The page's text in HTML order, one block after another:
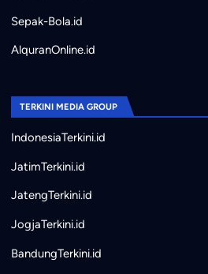
Sepak-Bola.id
AlquranOnline.id
TERKINI MEDIA GROUP
IndonesiaTerkini.id
JatimTerkini.id
JatengTerkini.id
JogjaTerkini.id
BandungTerkini.id